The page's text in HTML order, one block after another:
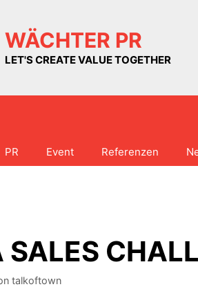
WÄCHTER PR
LET'S CREATE VALUE TOGETHER
PR Event Referenzen
SALES
talkoftown